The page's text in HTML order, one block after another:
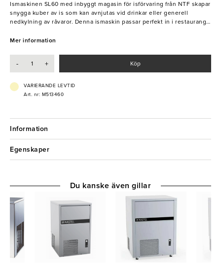
Ismaskinen SL60 med inbyggt magasin för isförvaring från NTF skapar
snygga kuber av is som kan avnjutas vid drinkar eller generell
nedkylning av råvaror. Denna ismaskin passar perfekt in i restaurang-
- Effekt: 0,27 kW
- Kylningssystem: Vattenkyld
- Tömningspump: Nej
Mer information
- + Köp
VARIERANDE LEVTID
Art. nr: M513460
Information
Egenskaper
Du kanske även gillar